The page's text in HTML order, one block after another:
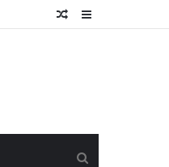
Kenar
Rastgele